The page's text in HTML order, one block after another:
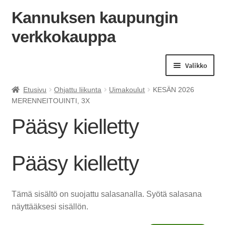
Siirry
Siirry
Kannuksen kaupungin
verkkokauppa
Valikko
Etusivu Ohjattu liikunta Uimakoulut
KESÄN 2026
MERENNEITOUINTI, 3X
Pääsy kielletty
Pääsy kielletty
Tämä sisältö on suojattu salasanalla. Syötä salasana
näyttääksesi sisällön.